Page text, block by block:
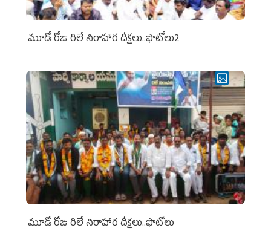
మూడో రోజు రిలే నిరాహార దీక్షలు..ఫొటోలు2
మూడో రోజు రిలే నిరాహార దీక్షలు..ఫొటోలు